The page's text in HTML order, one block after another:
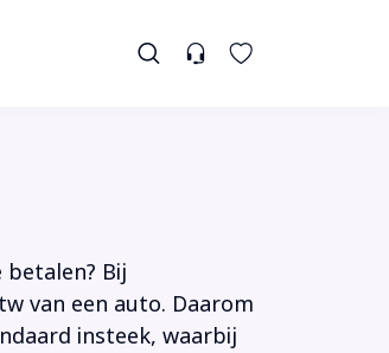
Bij
van een auto. Daarom
insteek, waarbij